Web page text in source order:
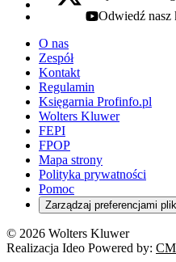
youtube - otwiera się
Odwiedź nasz
O nas
Zespół
Kontakt
Regulamin
Księgarnia Profinfo.pl
Wolters Kluwer
FEPI
FPOP
Mapa strony
Polityka prywatności
Pomoc
Zarządzaj preferencjami
© 2026 Wolters Kluwer
Realizacja Ideo Powered by: